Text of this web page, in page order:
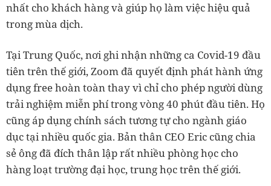
nhất cho khách hàng và giúp họ làm việc hiệu quả
trong mùa dịch.
Tại Trung Quốc, nơi ghi nhận những ca Covid-19 đầu
tiên trên thế giới, Zoom đã quyết định phát hành ứng
dụng free hoàn toàn thay vì chỉ cho phép người dùng
trải nghiệm miễn phí trong vòng 40 phút đầu tiên. Họ
cũng áp dụng chính sách tương tự cho ngành giáo
dục tại nhiều quốc gia. Bản thân CEO Eric cũng chia
sẻ ông đã đích thân lập rất nhiều phòng học cho
hàng loạt trường đại học, trung học trên thế giới.